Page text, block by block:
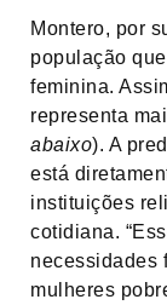
Montero, por
população
feminina.
representa
abaixo). A
está
instituições
cotidiana.
necessidades
mulheres